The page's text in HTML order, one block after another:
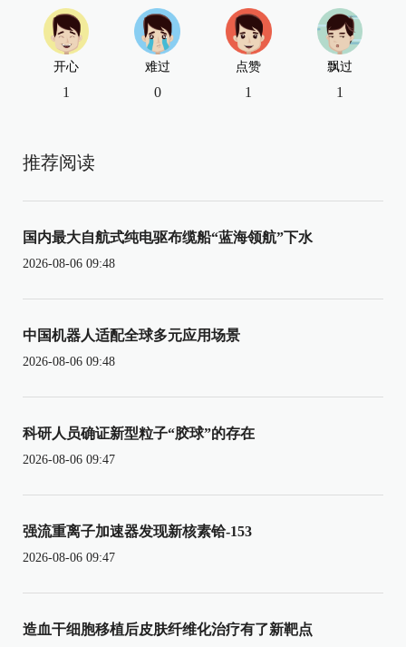
开心
1
难过
0
点赞
1
飘过
1
推荐阅读
国内最大自航式纯电驱布缆船“蓝海领航”下水
2026-08-06 09:48
中国机器人适配全球多元应用场景
2026-08-06 09:48
科研人员确证新型粒子“胶球”的存在
2026-08-06 09:47
强流重离子加速器发现新核素铪-153
2026-08-06 09:47
造血干细胞移植后皮肤纤维化治疗有了新靶点